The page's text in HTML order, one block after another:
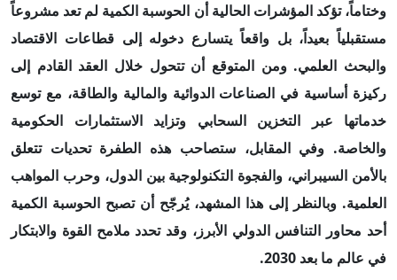
وختاماً، تؤكد المؤشرات الحالية أن الحوسبة الكمية لم تعد مشروعاً
مستقبلياً بعيداً، بل واقعاً يتسارع دخوله إلى قطاعات الاقتصاد
والبحث العلمي. ومن المتوقع أن تتحول خلال العقد القادم إلى
ركيزة أساسية في الصناعات الدوائية والمالية والطاقة، مع توسع
خدماتها عبر التخزين السحابي وتزايد الاستثمارات الحكومية
والخاصة. وفي المقابل، ستصاحب هذه الطفرة تحديات تتعلق
بالأمن السيبراني، والفجوة التكنولوجية بين الدول، وحرب المواهب
العلمية. وبالنظر إلى هذا المشهد، يُرجّح أن تصبح الحوسبة الكمية
أحد محاور التنافس الدولي الأبرز، وقد تحدد ملامح القوة والابتكار
في عالم ما بعد 2030.